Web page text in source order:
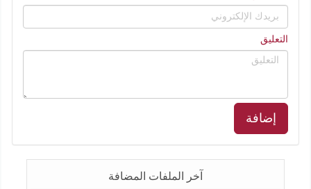
التعليق
إضافة
آخر الملفات المضافة